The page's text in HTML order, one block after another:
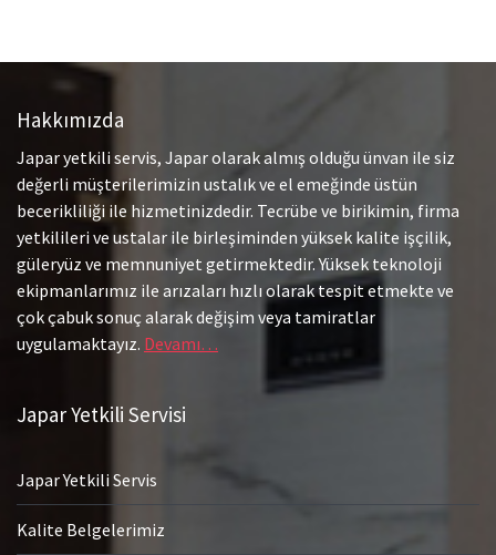
Hakkımızda
Japar yetkili servis, Japar olarak almış olduğu ünvan ile siz
değerli müşterilerimizin ustalık ve el emeğinde üstün
becerikliliği ile hizmetinizdedir. Tecrübe ve birikimin, firma
yetkilileri ve ustalar ile birleşiminden yüksek kalite işçilik,
güleryüz ve memnuniyet getirmektedir. Yüksek teknoloji
ekipmanlarımız ile arızaları hızlı olarak tespit etmekte ve
çok çabuk sonuç alarak değişim veya tamiratlar
uygulamaktayız. Devamı…
Japar Yetkili Servisi
Japar Yetkili Servis
Kalite Belgelerimiz